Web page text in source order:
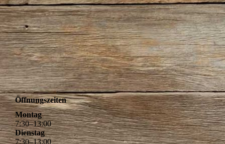
Öffnungszeiten
Montag
7:30–13:00
Dienstag
7:30–13:00